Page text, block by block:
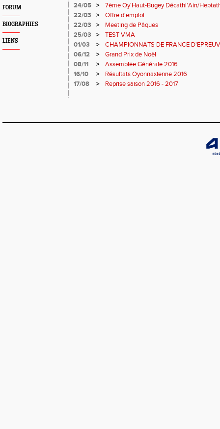
FORUM
BIOGRAPHIES
LIENS
24/05
>
7ème Oy'Haut-Bugey Décathl'Ain/
22/03
>
Offre d'emploi
22/03
>
Meeting de Pâques
25/03
>
TEST VMA
01/03
>
CHAMPIONNATS DE FRANCE
06/12
>
Grand Prix de Noël
08/11
>
Assemblée Générale 2016
16/10
>
Résultats Oyonnaxienne 2016
17/08
> Reprise saison 2016 - 2017